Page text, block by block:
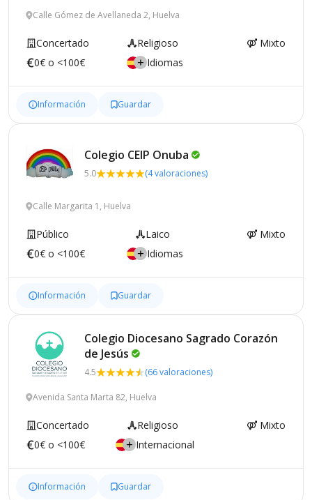
Calle Gómez de Avellaneda 2, Huelva
Concertado Religioso
Mixto
0€ o <100€
Idiomas
Información Guardar
Colegio CEIP Onuba
5.0 (4 valoraciones)
Calle Margarita 1, Huelva
Público Laico
Mixto
0€ o <100€
Idiomas
Información Guardar
Colegio Diocesano Sagrado Corazón
de Jesús
4.5 (66 valoraciones)
Avenida Santa Marta 82, Huelva
Concertado Religioso
Mixto
0€ o <100€
Internacional
Información Guardar